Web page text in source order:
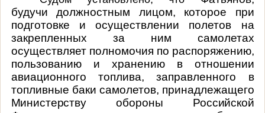
будучи должностным лицом, которое при
подготовке и осуществлении полетов на
закрепленных за ним самолетах
осуществляет полномочия по распоряжению,
пользованию и хранению в отношении
авиационного топлива, заправленного в
топливные баки самолетов, принадлежащего
Министерству обороны Российской